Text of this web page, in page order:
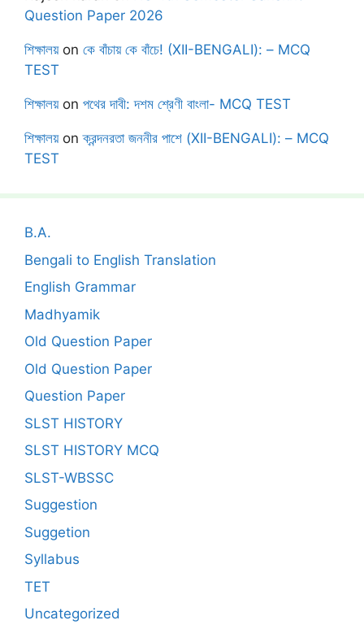
Question Paper 2026
শিক্ষালয়on কে বাঁচায় কে বাঁচে! (XII-BENGALI): – MCQ
TEST
শিক্ষালয়on পথের দাবী: দশম শ্রেণী বাংলা- MCQ TEST
শিক্ষালয়onক্রন্দনরতা জননীর পাশে (XII-BENGALI): – MCQ
TEST
B.A.
Bengali to English Translation
English Grammar
Madhyamik
Old Question Paper
Old Question Paper
Question Paper
SLST HISTORY
SLST HISTORY MCQ
SLST-WBSSC
Suggestion
Suggetion
Syllabus
TET
Uncategorized